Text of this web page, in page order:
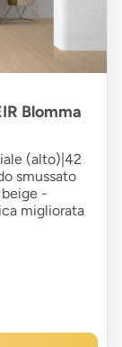
Blomma
(alto)|42
smussato
-
migliorata